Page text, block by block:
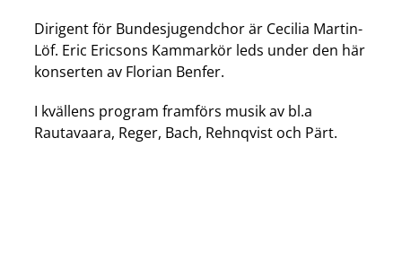
Dirigent för Bundesjugendchor är Cecilia Martin-
Löf. Eric Ericsons Kammarkör leds under den här
konserten av Florian Benfer.
I kvällens program framförs musik av bl.a
Rautavaara, Reger, Bach, Rehnqvist och Pärt.